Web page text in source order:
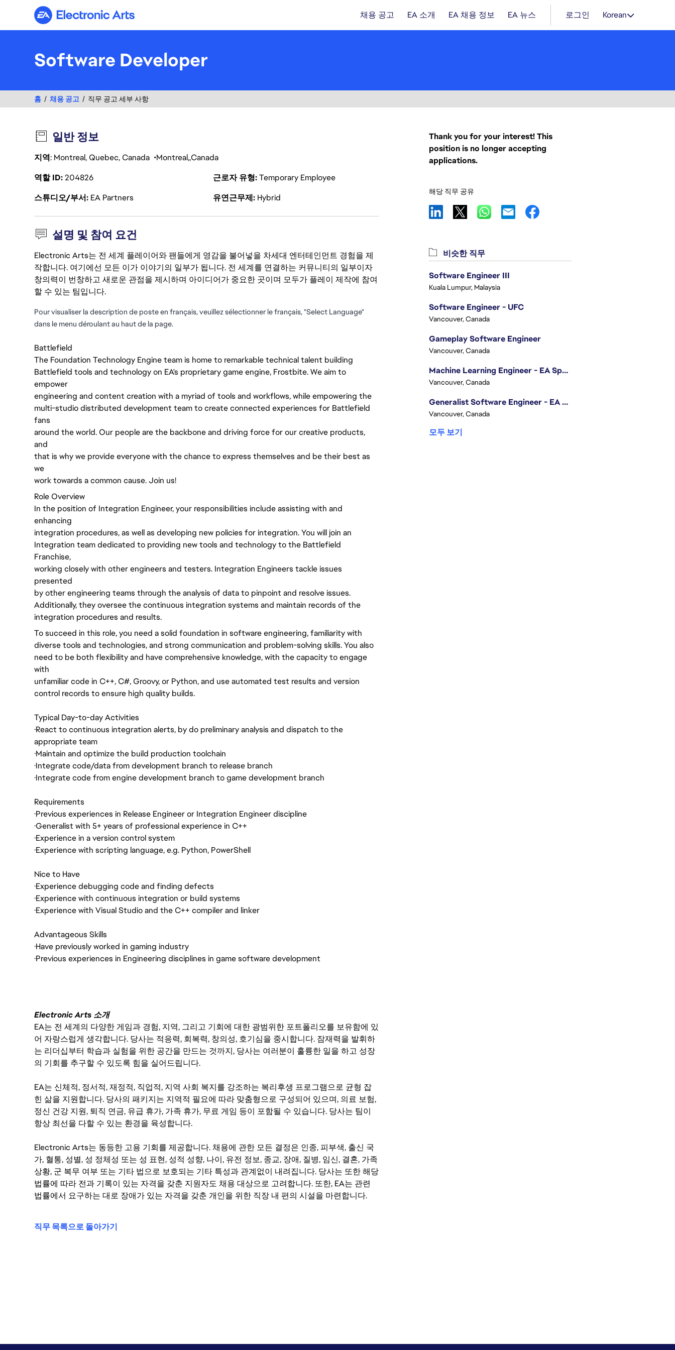
Electronic Arts 채용 공고 EA 소개 EA 채용 정보 EA 뉴스 로그인 Korean
Software Developer
홈 채용 공고 직무 공고 세부 사항
일반 정보
지역: Montreal, Quebec, Canada Montreal Canada
역할 ID204826 근로자 유형 Temporary Employee
스튜디오/부서 EA Partners 유연근무제 Hybrid
설명 및 참여 요건
Electronic Arts는 전 세계 플레이어와 팬들에게 영감을 불어넣을 차세대 엔터테인먼트 경험을 제
작합니다. 여기에선 모든 이가 이야기의 일부가 됩니다. 전 세계를 연결하는 커뮤니티의 일부이자
창의력이 번창하고 새로운 관점을 제시하며 아이디어가 중요한 곳이며 모두가 플레이 제작에 참여
할 수 있는 팀입니다.
Pour visualiser la description de poste en français, veuillez sélectionner le français, "Select Language"
dans le menu déroulant au haut de la page.
Battlefield
The Foundation Technology Engine team is home to remarkable technical talent building
Battlefield tools and technology on EA's proprietary game engine, Frostbite. We aim to
empower
engineering and content creation with a myriad of tools and workflows, while empowering the
multi-studio distributed development team to create connected experiences for Battlefield
fans
around the world. Our people are the backbone and driving force for our creative products,
and
that is why we provide everyone with the chance to express themselves and be their best as
we
work towards a common cause. Join us!
Role Overview
In the position of Integration Engineer, your responsibilities include assisting with and
enhancing
integration procedures, as well as developing new policies for integration. You will join an
Integration team dedicated to providing new tools and technology to the Battlefield
Franchise,
working closely with other engineers and testers. Integration Engineers tackle issues
presented
by other engineering teams through the analysis of data to pinpoint and resolve issues.
Additionally, they oversee the continuous integration systems and maintain records of the
integration procedures and results.
To succeed in this role, you need a solid foundation in software engineering, familiarity with
diverse tools and technologies, and strong communication and problem-solving skills. You also
need to be both flexibility and have comprehensive knowledge, with the capacity to engage
with
unfamiliar code in C++, C#, Groovy, or Python, and use automated test results and version
control records to ensure high quality builds.
Typical Day-to-day Activities
·React to continuous integration alerts, by do preliminary analysis and dispatch to the
appropriate team
·Maintain and optimize the build production toolchain
·Integrate code/data from development branch to release branch
·Integrate code from engine development branch to game development branch
Requirements
·Previous experiences in Release Engineer or Integration Engineer discipline
·Generalist with 5+ years of professional experience in C++
·Experience in a version control system
·Experience with scripting language, e.g. Python, PowerShell
Nice to Have
·Experience debugging code and finding defects
·Experience with continuous integration or build systems
·Experience with Visual Studio and the C++ compiler and linker
Advantageous Skills
·Have previously worked in gaming industry
·Previous experiences in Engineering disciplines in game software development
Electronic Arts 소개
EA는 전 세계의 다양한 게임과 경험, 지역, 그리고 기회에 대한 광범위한 포트폴리오를 보유함에 있
어 자랑스럽게 생각합니다. 당사는 적응력, 회복력, 창의성, 호기심을 중시합니다. 잠재력을 발휘하
는 리더십부터 학습과 실험을 위한 공간을 만드는 것까지, 당사는 여러분이 훌륭한 일을 하고 성장
의 기회를 추구할 수 있도록 힘을 실어드립니다.
EA는 신체적, 정서적, 재정적, 직업적, 지역 사회 복지를 강조하는 복리후생 프로그램으로 균형 잡
힌 삶을 지원합니다. 당사의 패키지는 지역적 필요에 따라 맞춤형으로 구성되어 있으며, 의료 보험,
정신 건강 지원, 퇴직 연금, 유급 휴가, 가족 휴가, 무료 게임 등이 포함될 수 있습니다. 당사는 팀이
항상 최선을 다할 수 있는 환경을 육성합니다.
Electronic Arts는 동등한 고용 기회를 제공합니다. 채용에 관한 모든 결정은 인종, 피부색, 출신 국
가, 혈통, 성별, 성 정체성 또는 성 표현, 성적 성향, 나이, 유전 정보, 종교, 장애, 질병, 임신, 결혼, 가족
상황, 군 복무 여부 또는 기타 법으로 보호되는 기타 특성과 관계없이 내려집니다. 당사는 또한 해당
법률에 따라 전과 기록이 있는 자격을 갖춘 지원자도 채용 대상으로 고려합니다. 또한, EA는 관련
법률에서 요구하는 대로 장애가 있는 자격을 갖춘 개인을 위한 직장 내 편의 시설을 마련합니다.
직무 목록으로 돌아가기
Thank you for your interest! This
position is no longer accepting
applications.
해당 직무 공유
비슷한 직무
Software Engineer III
Kuala Lumpur, Malaysia
Software Engineer - UFC
Vancouver, Canada
Gameplay Software Engineer
Vancouver, Canada
Machine Learning Engineer - EA Sports FC
Vancouver, Canada
Generalist Software Engineer - EA Sports FC
Vancouver, Canada
모두 보기